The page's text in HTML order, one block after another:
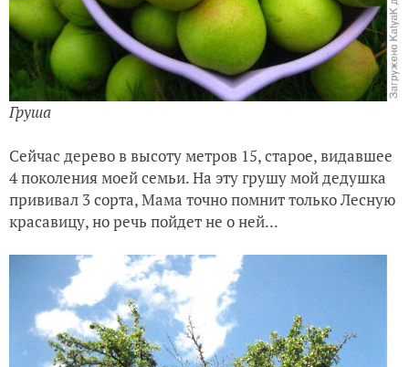
Груша
Сейчас дерево в высоту метров 15, старое, видавшее
4 поколения моей семьи. На эту грушу мой дедушка
прививал 3 сорта, Мама точно помнит только Лесную
красавицу, но речь пойдет не о ней...